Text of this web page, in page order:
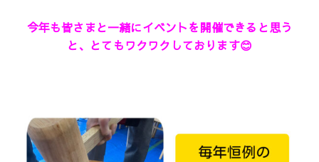
今年も皆さまと一緒にイベントを開催できると思う
と、とてもワクワクしております😊